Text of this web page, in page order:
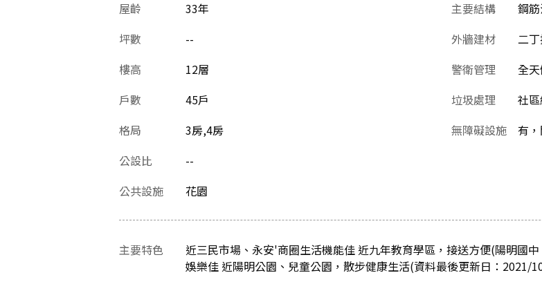
屋齡 33年
坪數
--
樓高
12層
戶數
45戶
格局
3房,4房
公設比
--
主要結構
鋼
外牆建材
二
警衛管理
全
垃圾處理
社
無障礙設施
有
公共設施 花園
主要特色
近三民市場、永安'商圈生活機能佳 近九年教育學區，接送方便(陽明國
娛樂佳 近陽明公園、兒童公園，散步健康生活(資料最後更新日：2021/